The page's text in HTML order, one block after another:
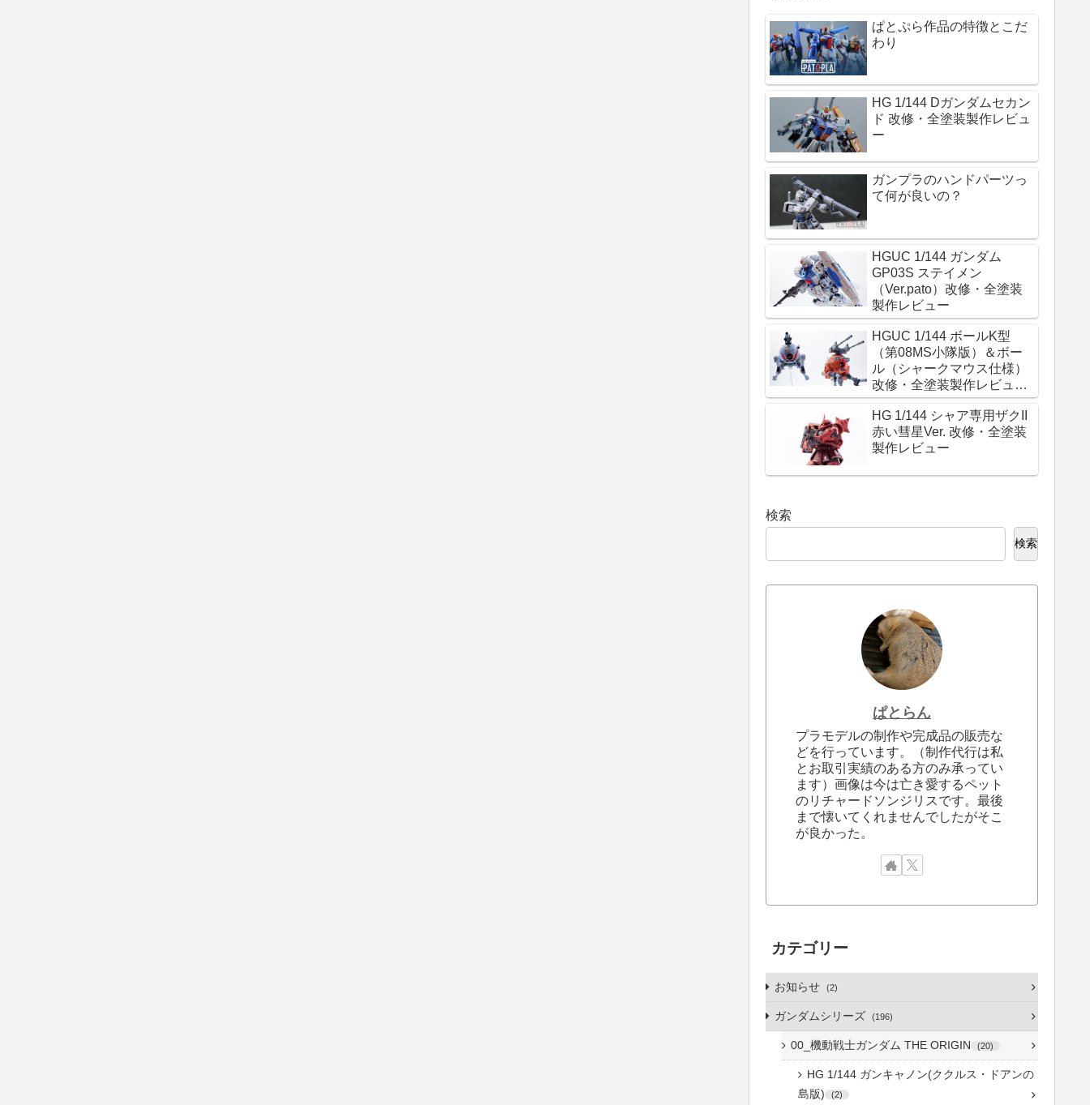
ぱとぷら作品の特徴とこだ
わり
HG 1/144 Dガンダムセカン
ド 改修・全塗装製作レビュ
ー
ガンプラのハンドパーツっ
て何が良いの？
HGUC 1/144 ガンダム
GP03S ステイメン
（Ver.pato）改修・全塗装
製作レビュー
HGUC 1/144 ボールK型
（第08MS小隊版）＆ボー
ル（シャークマウス仕様）
改修・全塗装製作レビュー
『必ず生きて帰れ！これは
命令だ！』
HG 1/144 シャア専用ザクII
赤い彗星Ver. 改修・全塗装
製作レビュー
検索
検索
ぱとらん
プラモデルの制作や完成品の販売な
どを行っています。（制作代行は私
とお取引実績のある方のみ承ってい
ます）画像は今は亡き愛するペット
のリチャードソンジリスです。最後
まで懐いてくれませんでしたがそこ
が良かった。
カテゴリー
お知らせ 2
ガンダムシリーズ 196
00_機動戦士ガンダム THE ORIGIN 20
HG 1/144 ガンキャノン(ククルス・ドアンの
島版)
2